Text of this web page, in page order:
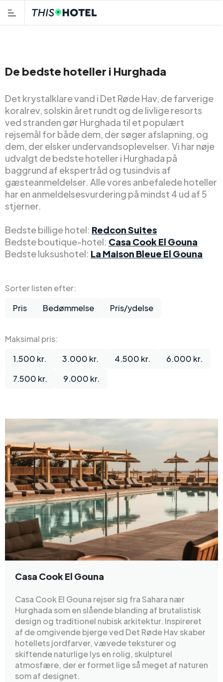
De bedste hoteller i Hurghada
Det krystalklare vand i Det Røde Hav, de farverige
koralrev, solskin året rundt og de livlige resorts
ved stranden gør Hurghada til et populært
rejsemål for både dem, der søger afslapning, og
dem, der elsker undervandsoplevelser. Vi har nøje
udvalgt de bedste hoteller i Hurghada på
baggrund af ekspertråd og tusindvis af
gæsteanmeldelser. Alle vores anbefalede hoteller
har en anmeldelsesvurdering på mindst 4 ud af 5
stjerner.
Bedste billige hotel: Redcon Suites
Bedste boutique-hotel: Casa Cook El Gouna
Bedste luksushotel: La Maison Bleue El Gouna
Sorter listen efter:
Pris
Bedømmelse Pris/ydelse
Maksimal pris:
1.500 kr.
3.000 kr. 4.500 kr.
6.000 kr.
7.500 kr.
9.000 kr.
Casa Cook El Gouna
Casa Cook El Gouna rejser sig fra Sahara nær
Hurghada som en slående blanding af brutalistisk
design og traditionel nubisk arkitektur. Inspireret
af de omgivende bjerge ved Det Røde Hav skaber
hotellets jordfarver, vævede teksturer og
skiftende naturlige lys en rolig, skulpturel
atmosfære, der er formet lige så meget af naturen
som af designet.